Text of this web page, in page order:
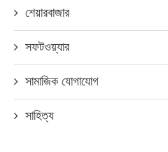
শেয়ারবাজার
সফটওয়্যার
সামাজিক যোগাযোগ
সাহিত্য